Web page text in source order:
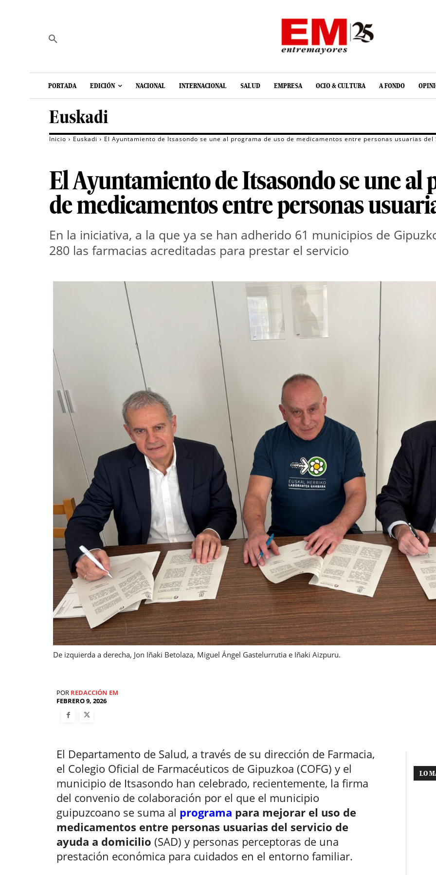
PORTADA EDICIÓN NACIONAL INTERNACIONAL SALUD EMPRESA OCIO & CULTURA A FONDO
Euskadi
Inicio Euskadi El Ayuntamiento de Itsasondo se une al programa de uso de medicamentos entre personas usuarias del
El Ayuntamiento de Itsasondo se une al
de medicamentos entre personas
En la iniciativa, a la que ya se han adherido 61 municipios de
280 las farmacias acreditadas para prestar el servicio
De izquierda a derecha, Jon Iñaki Betolaza, Miguel Ángel Gastelurrutia e Iñaki Aizpuru.
POR REDACCIÓN EM
FEBRERO 9, 2026
El Departamento de Salud, a través de su dirección de Farmacia,
el Colegio Oficial de Farmacéuticos de Gipuzkoa (COFG) y el
municipio de Itsasondo han celebrado, recientemente, la firma
del convenio de colaboración por el que el municipio
guipuzcoano se suma al programa para mejorar el uso de
medicamentos entre personas usuarias del servicio de
ayuda a domicilio (SAD) y personas perceptoras de una
prestación económica para cuidados en el entorno familiar.
LO